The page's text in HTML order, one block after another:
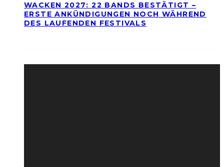
WACKEN 2027: 22 BANDS BESTÄTIGT –
ERSTE ANKÜNDIGUNGEN NOCH WÄHREND
DES LAUFENDEN FESTIVALS